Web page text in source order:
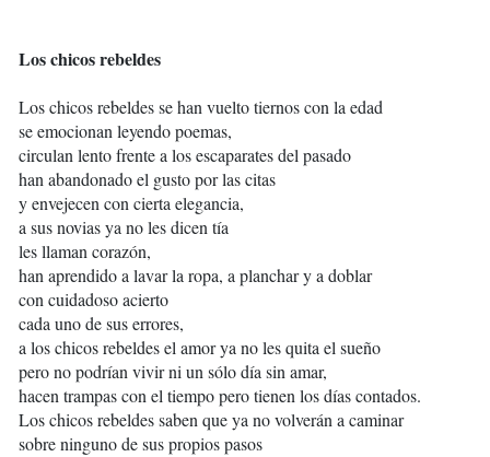
Los chicos rebeldes
Los chicos rebeldes se han vuelto tiernos con la edad
se emocionan leyendo poemas,
circulan lento frente a los escaparates del pasado
han abandonado el gusto por las citas
y envejecen con cierta elegancia,
a sus novias ya no les dicen tía
les llaman corazón,
han aprendido a lavar la ropa, a planchar y a doblar
con cuidadoso acierto
cada uno de sus errores,
a los chicos rebeldes el amor ya no les quita el sueño
pero no podrían vivir ni un sólo día sin amar,
hacen trampas con el tiempo pero tienen los días contados.
Los chicos rebeldes saben que ya no volverán a caminar
sobre ninguno de sus propios pasos